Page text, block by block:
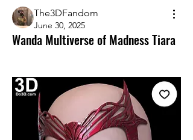
The3DFandom
June 30, 2025
Wanda Multiverse of Madness Tiara